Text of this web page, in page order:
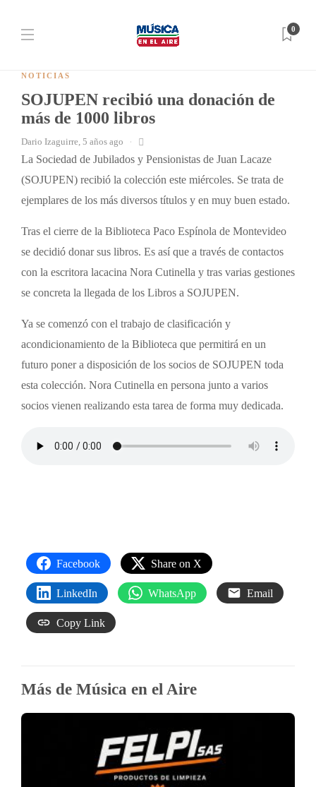
0
NOTICIAS
SOJUPEN recibió una donación de
más de 1000 libros
Dario Izaguirre, 5 años ago
La Sociedad de Jubilados y Pensionistas de Juan Lacaze
(SOJUPEN) recibió la colección este miércoles. Se trata de
ejemplares de los más diversos títulos y en muy buen estado.
Tras el cierre de la Biblioteca Paco Espínola de Montevideo
se decidió donar sus libros. Es así que a través de contactos
con la escritora lacacina Nora Cutinella y tras varias gestiones
se concreta la llegada de los Libros a SOJUPEN.
Ya se comenzó con el trabajo de clasificación y
acondicionamiento de la Biblioteca que permitirá en un
futuro poner a disposición de los socios de SOJUPEN toda
esta colección. Nora Cutinella en persona junto a varios
socios vienen realizando esta tarea de forma muy dedicada.
Facebook Share on X
LinkedIn WhatsApp Email
Copy Link
Más de Música en el Aire